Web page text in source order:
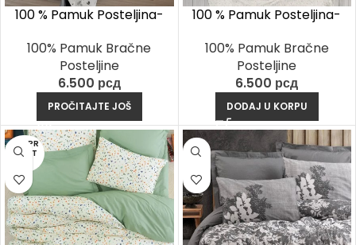
100 % Pamuk Posteljina-
100% Pamuk Bračne
Posteljine
6.500 рсд
PROČITAJTE JOŠ
100 % Pamuk Posteljina-
100% Pamuk Bračne
Posteljine
6.500 рсд
DODAJ U KORPU
RASPR
ODAT